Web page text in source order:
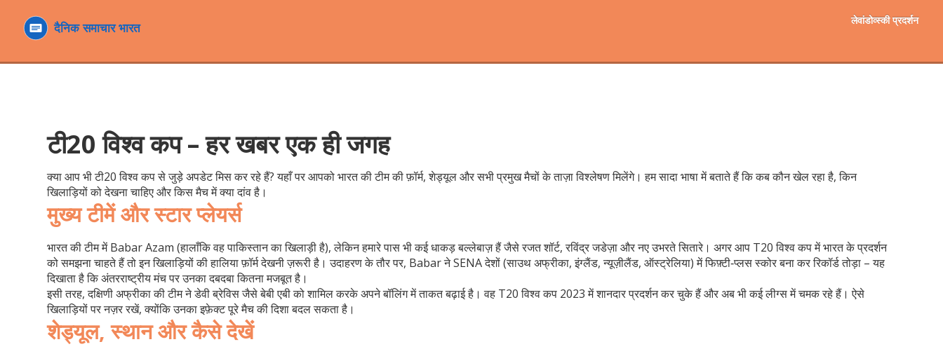
लेवांडोव्स्की प्रदर्शन
टी20 विश्व कप – हर खबर एक ही जगह
क्या आप भी टी20 विश्व कप से जुड़े अपडेट मिस कर रहे हैं? यहाँ पर आपको भारत की टीम की फ़ॉर्म, शेड्यूल और सभी प्रमुख मैचों के ताज़ा विश्लेषण मिलेंगे। हम सादा भाषा में बताते हैं कि कब कौन खेल रहा है, किन
खिलाड़ियों को देखना चाहिए और किस मैच में क्या दांव है।
मुख्य टीमें और स्टार प्लेयर्स
भारत की टीम में Babar Azam (हालाँकि वह पाकिस्तान का खिलाड़ी है), लेकिन हमारे पास भी कई धाकड़ बल्लेबाज़ हैं जैसे रजत शॉर्ट, रविंद्र जडेज़ा और नए उभरते सितारे। अगर आप T20 विश्व कप में भारत के प्रदर्शन
को समझना चाहते हैं तो इन खिलाड़ियों की हालिया फ़ॉर्म देखनी ज़रूरी है। उदाहरण के तौर पर, Babar ने SENA देशों (साउथ अफ्रीका, इंग्लैंड, न्यूज़ीलैंड, ऑस्ट्रेलिया) में फिफ़्टी‑प्लस स्कोर बना कर रिकॉर्ड तोड़ा – यह
दिखाता है कि अंतरराष्ट्रीय मंच पर उनका दबदबा कितना मजबूत है।
इसी तरह, दक्षिणी अफ्रीका की टीम ने डेवी ब्रेविस जैसे बेबी एबी को शामिल करके अपने बॉलिंग में ताकत बढ़ाई है। वह T20 विश्व कप 2023 में शानदार प्रदर्शन कर चुके हैं और अब भी कई लीग्स में चमक रहे हैं। ऐसे
खिलाड़ियों पर नज़र रखें, क्योंकि उनका इफ़ेक्ट पूरे मैच की दिशा बदल सकता है।
शेड्यूल, स्थान और कैसे देखें